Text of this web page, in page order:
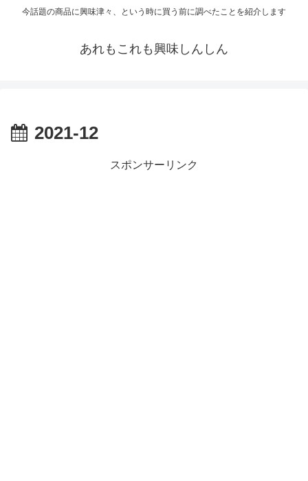
今話題の商品に興味津々、という時に買う前に調べたことを紹介します
あれもこれも興味しんしん
2021-12
スポンサーリンク